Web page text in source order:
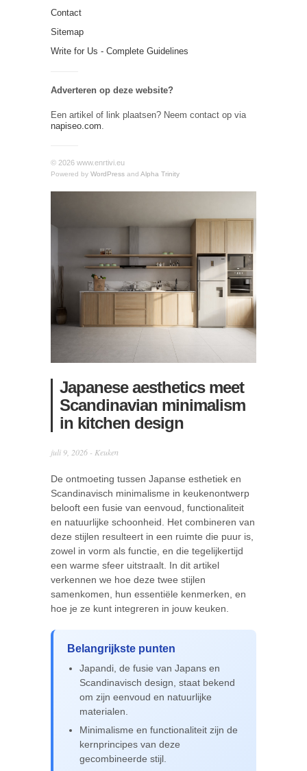
Contact
Sitemap
Write for Us - Complete Guidelines
Adverteren op deze website?
Een artikel of link plaatsen? Neem contact op via
napiseo.com.
© 2026 www.enrtivi.eu
Powered by WordPress and Alpha Trinity
Japanese aesthetics meet
Scandinavian minimalism
in kitchen design
juli 9, 2026 - Keuken
De ontmoeting tussen Japanse esthetiek en
Scandinavisch minimalisme in keukenontwerp
belooft een fusie van eenvoud, functionaliteit
en natuurlijke schoonheid. Het combineren van
deze stijlen resulteert in een ruimte die puur is,
zowel in vorm als functie, en die tegelijkertijd
een warme sfeer uitstraalt. In dit artikel
verkennen we hoe deze twee stijlen
samenkomen, hun essentiële kenmerken, en
hoe je ze kunt integreren in jouw keuken.
Belangrijkste punten
Japandi, de fusie van Japans en
Scandinavisch design, staat bekend
om zijn eenvoud en natuurlijke
materialen.
Minimalisme en functionaliteit zijn de
kernprincipes van deze
gecombineerde stijl.